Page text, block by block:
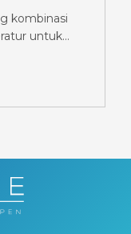
kombinasi
untuk